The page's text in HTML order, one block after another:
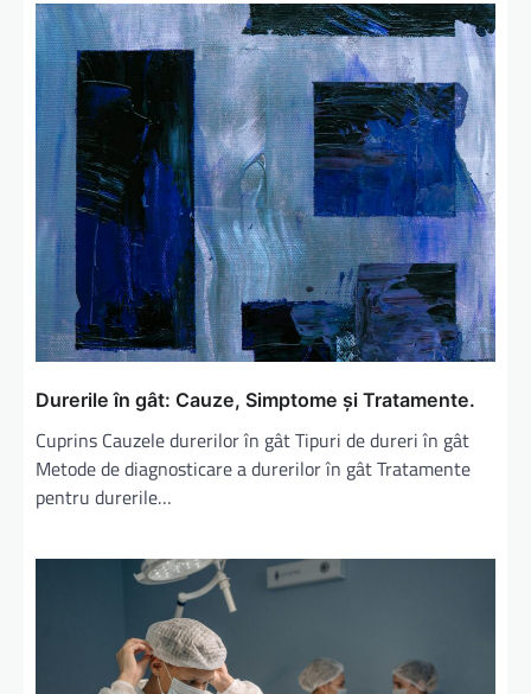
Durerile în gât: Cauze, Simptome și Tratamente.
Cuprins Cauzele durerilor în gât Tipuri de dureri în gât
Metode de diagnosticare a durerilor în gât Tratamente
pentru durerile…